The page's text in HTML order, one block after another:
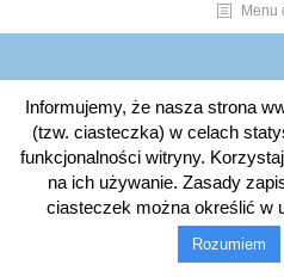
Menu
Informujemy, że nasza strona
(tzw. ciasteczka) w celach
funkcjonalności witryny.
na ich używanie. Zasady
ciasteczek można określić w
Rozumiem